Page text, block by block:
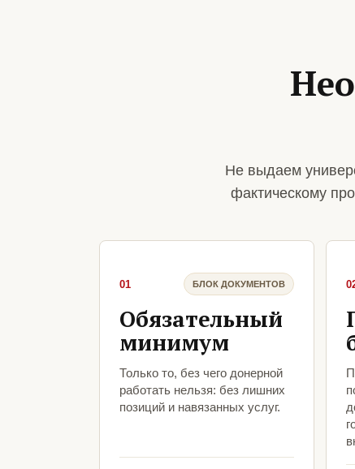
Не выдаем
фактическому
01 БЛОК ДОКУМЕНТОВ
Обязательный
минимум
Только то, без чего донерной
работать нельзя: без лишних
позиций и навязанных услуг.